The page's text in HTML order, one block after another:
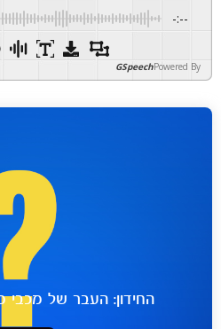
-:--
Powered By
GSpeech
החידון: העבר של מכבי